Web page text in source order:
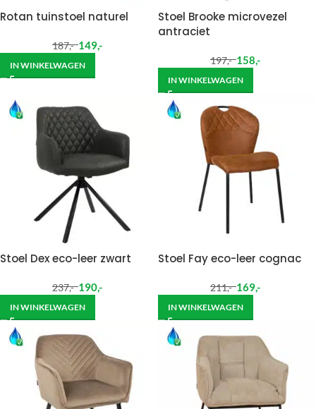
Rotan tuinstoel naturel
187,- 149,-
IN WINKELWAGEN
Stoel Brooke microvezel
antraciet
197,- 158,-
IN WINKELWAGEN
Stoel Dex eco-leer zwart
237,- 190,-
IN WINKELWAGEN
Stoel Fay eco-leer cognac
211,- 169,-
IN WINKELWAGEN